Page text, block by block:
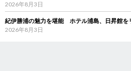
2026年8月3日
紀伊勝浦の魅力を堪能 ホテル浦島、日昇館を
2026年8月3日